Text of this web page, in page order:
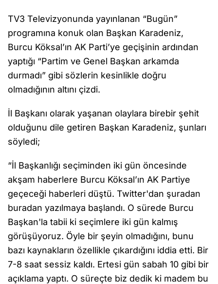
TV3 Televizyonunda yayınlanan “Bugün”
programına konuk olan Başkan Karadeniz,
Burcu Köksal’ın AK Parti’ye geçişinin ardından
yaptığı “Partim ve Genel Başkan arkamda
durmadı” gibi sözlerin kesinlikle doğru
olmadığının altını çizdi.
İl Başkanı olarak yaşanan olaylara birebir şehit
olduğunu dile getiren Başkan Karadeniz, şunları
söyledi;
“İl Başkanlığı seçiminden iki gün öncesinde
akşam haberlere Burcu Köksal’ın AK Partiye
geçeceği haberleri düştü. Twitter'dan şuradan
buradan yazılmaya başlandı. O sürede Burcu
Başkan'la tabii ki seçimlere iki gün kalmış
görüşüyoruz. Öyle bir şeyin olmadığını, bunu
bazı kaynakların özellikle çıkardığını iddia etti. Bir
7-8 saat sessiz kaldı. Ertesi gün sabah 10 gibi bir
açıklama yaptı. O süreçte biz dedik ki madem bu